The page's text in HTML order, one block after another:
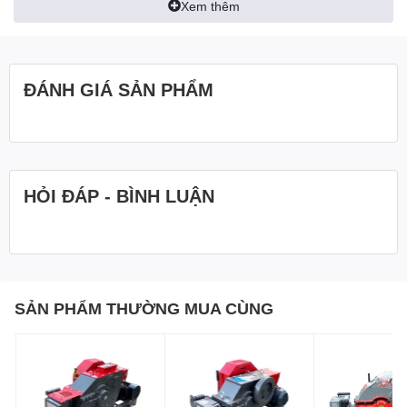
khác nhau của thanh sắt, thép, giúp tiết kiệm cả thời gian
và công sức của người lao động.
tay và bằng chân thuận lợi cho người sử dụng.
2.4. Lưỡi dao hợp kim
Xem thêm
ĐÁNH GIÁ SẢN PHẨM
HỎI ĐÁP - BÌNH LUẬN
SẢN PHẨM THƯỜNG MUA CÙNG